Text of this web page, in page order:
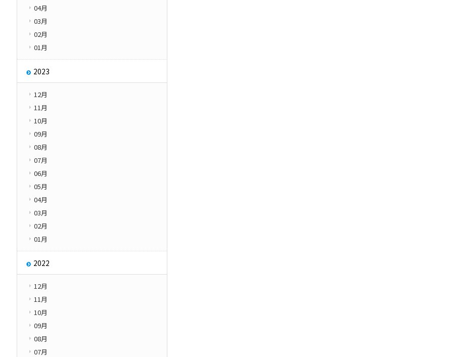
04月
03月
02月
01月
2023
12月
11月
10月
09月
08月
07月
06月
05月
04月
03月
02月
01月
2022
12月
11月
10月
09月
08月
07月